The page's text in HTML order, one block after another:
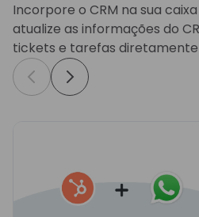
Incorpore o CRM na sua
atualize as informações do
tickets e tarefas